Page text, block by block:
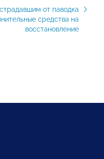
от паводка
средства на
восстановление